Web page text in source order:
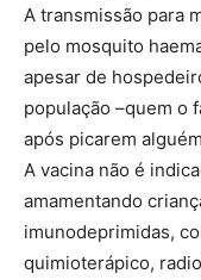
A transmissão para
pelo mosquito
apesar de
população –quem o
após picarem
A vacina não é
amamentando
imunodeprimidas,
quimioterápico,